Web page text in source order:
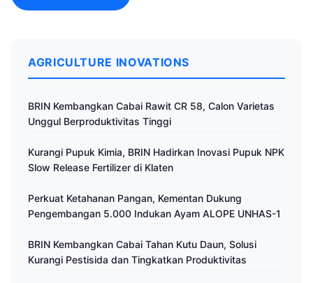
AGRICULTURE INOVATIONS
BRIN Kembangkan Cabai Rawit CR 58, Calon Varietas
Unggul Berproduktivitas Tinggi
Kurangi Pupuk Kimia, BRIN Hadirkan Inovasi Pupuk NPK
Slow Release Fertilizer di Klaten
Perkuat Ketahanan Pangan, Kementan Dukung
Pengembangan 5.000 Indukan Ayam ALOPE UNHAS-1
BRIN Kembangkan Cabai Tahan Kutu Daun, Solusi
Kurangi Pestisida dan Tingkatkan Produktivitas